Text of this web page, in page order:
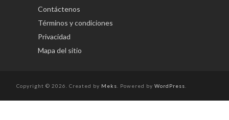
Contáctenos
Términos y condiciones
Privacidad
Mapa del sitio
Copyright © 2026. Created by Meks . Powered by WordPress